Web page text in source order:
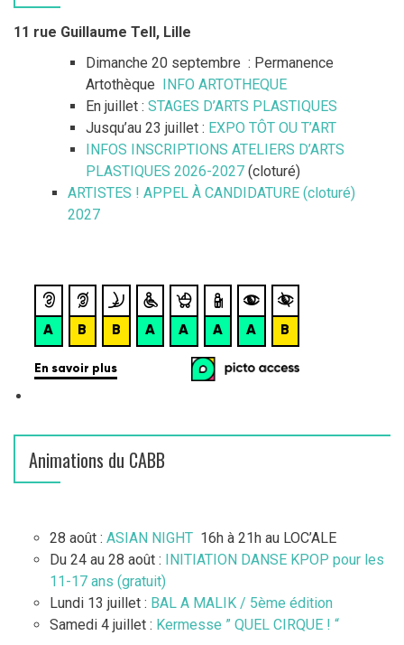
11 rue Guillaume Tell, Lille
Dimanche 20 septembre : Permanence
Artothèque INFO ARTOTHEQUE
En juillet : STAGES D’ARTS PLASTIQUES
Jusqu’au 23 juillet : EXPO TÔT OU T’ART
INFOS INSCRIPTIONS ATELIERS D’ARTS
PLASTIQUES 2026-2027 (cloturé)
ARTISTES ! APPEL À CANDIDATURE (cloturé)
2027
Animations du CABB
28 août : ASIAN NIGHT 16h à 21h au LOC’ALE
Du 24 au 28 août : INITIATION DANSE KPOP pour les
11-17 ans (gratuit)
Lundi 13 juillet : BAL A MALIK / 5ème édition
Samedi 4 juillet : Kermesse ” QUEL CIRQUE ! “